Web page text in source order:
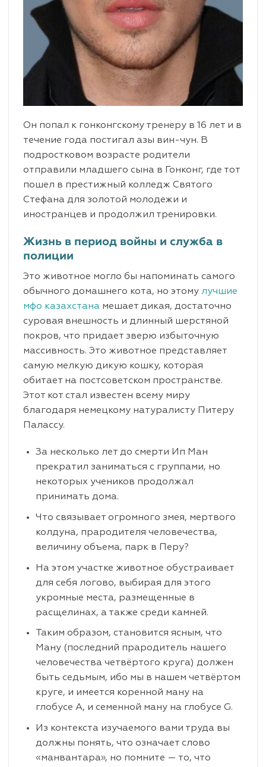
Он попал к гонконгскому тренеру в 16 лет и в
течение года постигал азы вин-чун. В
подростковом возрасте родители
отправили младшего сына в Гонконг, где тот
пошел в престижный колледж Святого
Стефана для золотой молодежи и
иностранцев и продолжил тренировки.
Жизнь в период войны и служба в
полиции
Это животное могло бы напоминать самого
обычного домашнего кота, но этому лучшие
мфо казахстана мешает дикая, достаточно
суровая внешность и длинный шерстяной
покров, что придает зверю избыточную
массивность. Это животное представляет
самую мелкую дикую кошку, которая
обитает на постсоветском пространстве.
Этот кот стал известен всему миру
благодаря немецкому натуралисту Питеру
Палассу.
За несколько лет до смерти Ип Ман
прекратил заниматься с группами, но
некоторых учеников продолжал
принимать дома.
Что связывает огромного змея, мертвого
колдуна, прародителя человечества,
величину объема, парк в Перу?
На этом участке животное обустраивает
для себя логово, выбирая для этого
укромные места, размещенные в
расщелинах, а также среди камней.
Таким образом, становится ясным, что
Ману (последний прародитель нашего
человечества четвёртого круга) должен
быть седьмым, ибо мы в нашем четвёртом
круге, и имеется коренной ману на
глобусе А, и семенной ману на глобусе G.
Из контекста изучаемого вами труда вы
должны понять, что означает слово
«манвантара», но помните — то, что